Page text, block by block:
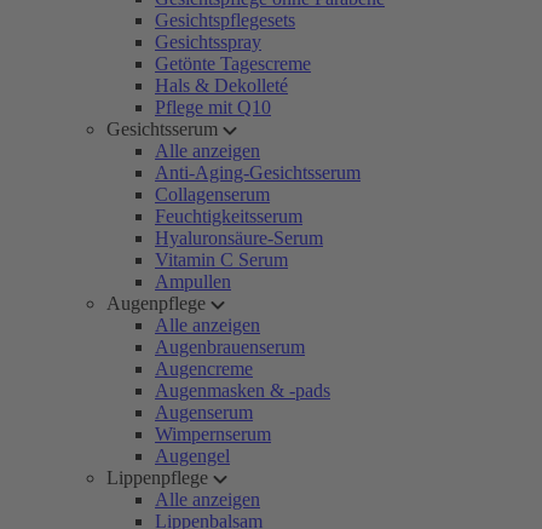
Gesichtspflegesets
Gesichtsspray
Getönte Tagescreme
Hals & Dekolleté
Pflege mit Q10
Gesichtsserum
Alle anzeigen
Anti-Aging-Gesichtsserum
Collagenserum
Feuchtigkeitsserum
Hyaluronsäure-Serum
Vitamin C Serum
Ampullen
Augenpflege
Alle anzeigen
Augenbrauenserum
Augencreme
Augenmasken & -pads
Augenserum
Wimpernserum
Augengel
Lippenpflege
Alle anzeigen
Lippenbalsam